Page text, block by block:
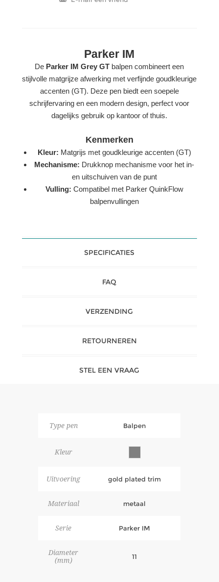
Parker IM
De Parker IM Grey GT balpen combineert een
stijlvolle matgrijze afwerking met verfijnde goudkleurige
accenten (GT). Deze pen biedt een soepele
schrijfervaring en een modern design, perfect voor
dagelijks gebruik op kantoor of thuis.
Kenmerken
Kleur: Matgrijs met goudkleurige accenten (GT)
Mechanisme: Drukknop mechanisme voor het in-
en uitschuiven van de punt
Vulling: Compatibel met Parker QuinkFlow
balpenvullingen
SPECIFICATIES
FAQ
VERZENDING
RETOURNEREN
STEL EEN VRAAG
Type pen Balpen
Kleur
Uitvoering gold plated trim
Materiaal metaal
Serie Parker IM
Diameter
(mm)
11